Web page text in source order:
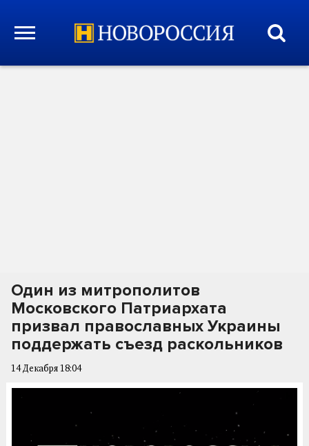
Один из митрополитов
Московского Патриархата
призвал православных Украины
поддержать съезд раскольников
14 Декабря 18:04